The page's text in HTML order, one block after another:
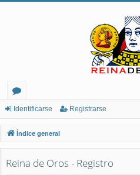
or
os
Identificarse Registrarse
Índice general
Reina de Oros - Registro